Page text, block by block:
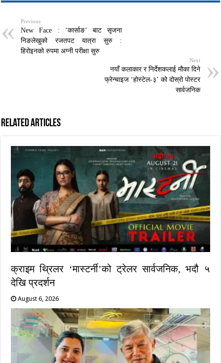
Previous
New Face : ‘कार्साङ’ बाट सृजना
निङलेखुको रजतपट यात्रा सुरु :
हिरोइनको रुपमा अग्नी परीक्षा सुरु
Next
नयाँ कलाकार र निर्देशकलाई मौका दिने
फ्रेन्चाइज ‘होस्टेल-३’ को दोस्रो पोस्टर
सार्वजनिक
Related Articles
क्राइम थ्रिलर ‘मास्टर्नी’को ट्रेलर सार्वजनिक, भदौ ५
देखि प्रदर्शन
August 6, 2026